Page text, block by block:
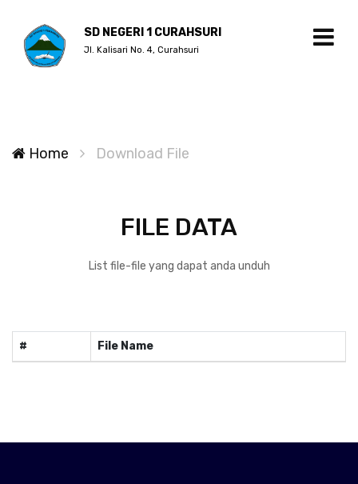
SD NEGERI 1 CURAHSURI
Jl. Kalisari No. 4, Curahsuri
Home Download File
FILE DATA
List file-file yang dapat anda unduh
# File Name